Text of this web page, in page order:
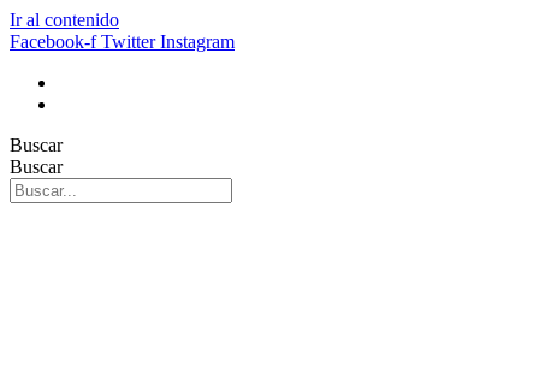
Ir al contenido
Facebook-f Twitter Instagram
Buscar
Buscar